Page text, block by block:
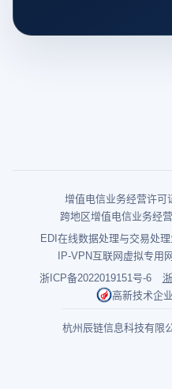
增值电信业务经营许可
跨地区增值电信业务经
EDI在线数据处理与交易处
IP-VPN互联网虚拟专用
浙ICP备2022019151号-6
高新技术企
杭州辰链信息科技有限